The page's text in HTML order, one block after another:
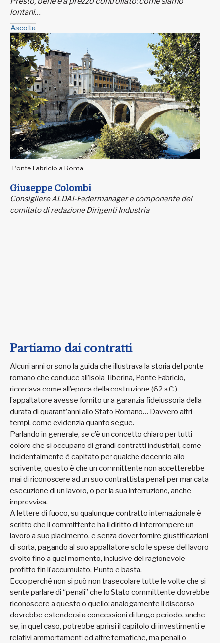
lontani…
Ascolta
Ponte Fabricio a Roma
Giuseppe Colombi
Consigliere ALDAI-Federmanager e componente del
comitato di redazione Dirigenti Industria
Partiamo dai contratti
Alcuni anni or sono la guida che illustrava la storia del ponte
romano che conduce all’isola Tiberina, Ponte Fabricio,
ricordava come all’epoca della costruzione (62 a.C.)
l’appaltatore avesse fornito una garanzia fideiussoria della
durata di quarant’anni allo Stato Romano… Davvero altri
tempi, come evidenzia quanto segue.
Parlando in generale, se c’è un concetto chiaro per tutti
coloro che si occupano di grandi contratti industriali, come
incidentalmente è capitato per qualche decennio allo
scrivente, questo è che un committente non accetterebbe
mai di riconoscere ad un suo contrattista penali per mancata
esecuzione di un lavoro, o per la sua interruzione, anche
improvvisa.
A lettere di fuoco, su qualunque contratto internazionale è
scritto che il committente ha il diritto di interrompere un
lavoro a suo piacimento, e senza dover fornire giustificazioni
di sorta, pagando al suo appaltatore solo le spese del lavoro
svolto fino a quel momento, inclusive del ragionevole
profitto fin lì accumulato. Punto e basta.
Ecco perché non si può non trasecolare tutte le volte che si
sente parlare di “penali” che lo Stato committente dovrebbe
riconoscere a questo o quello: analogamente il discorso
dovrebbe estendersi a concessioni di lungo periodo, anche
se, in quel caso, potrebbe aprirsi il capitolo di investimenti e
relativi ammortamenti ed altre tematiche, ma penali o